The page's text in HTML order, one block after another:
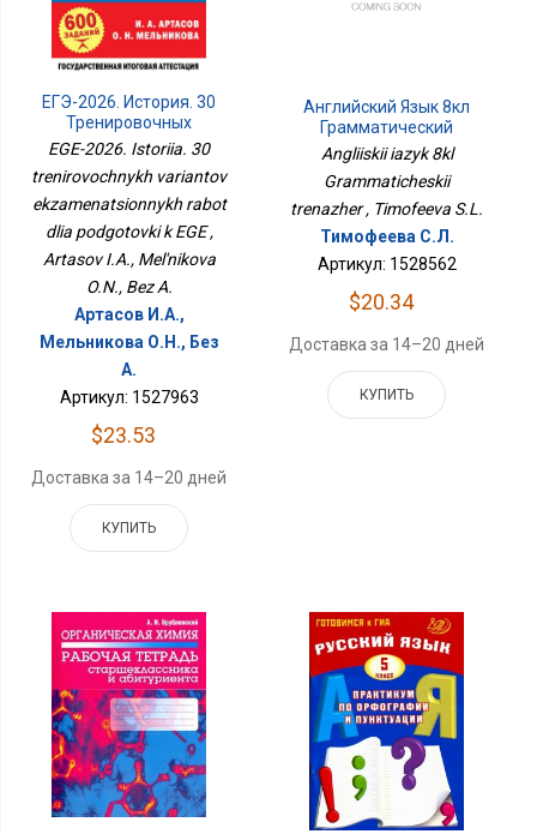
ЕГЭ-2026. История. 30
Тренировочных
Вариантов
Работ Для Подготовки К
ЕГЭ
EGE-2026. Istoriia. 30
trenirovochnykh variantov
ekzamenatsionnykh rabot
dlia podgotovki k EGE ,
Artasov I.A., Mel'nikova
O.N., Bez A.
Артасов И.А.,
Мельникова О.Н., Без
А.
Артикул: 1527963
$23.53
Доставка за 14–20 дней
КУПИТЬ
Английский Язык 8кл
Грамматический
Тренажер
Angliiskii iazyk 8kl
Grammaticheskii
trenazher , Timofeeva S.L.
Тимофеева С.Л.
Артикул: 1528562
$20.34
Доставка за 14–20 дней
КУПИТЬ